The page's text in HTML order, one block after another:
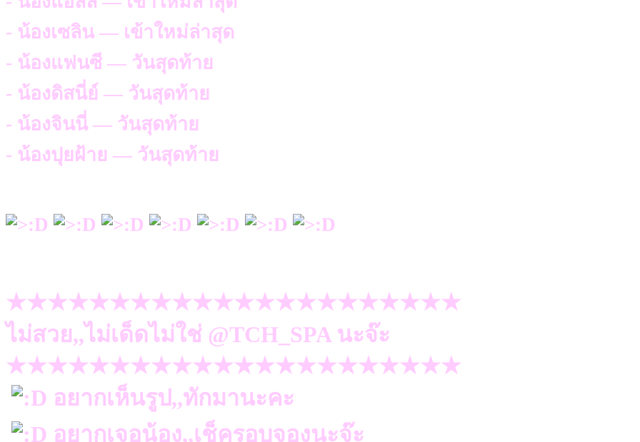
- น้องเซลิน — เข้าใหม่ล่าสุด
- น้องแฟนซี — วันสุดท้าย
- น้องดิสนี่ย์ — วันสุดท้าย
- น้องจินนี่ — วันสุดท้าย
- น้องปุยฝ้าย — วันสุดท้าย
★★★★★★★★★★★★★★★★★★★★★★
ไม่สวย,,ไม่เด็ดไม่ใช่ @TCH_SPA นะจ๊ะ
★★★★★★★★★★★★★★★★★★★★★★
อยากเห็นรูป,,ทักมานะคะ
อยากเจอน้อง,,เช็ครอบจองนะจ๊ะ